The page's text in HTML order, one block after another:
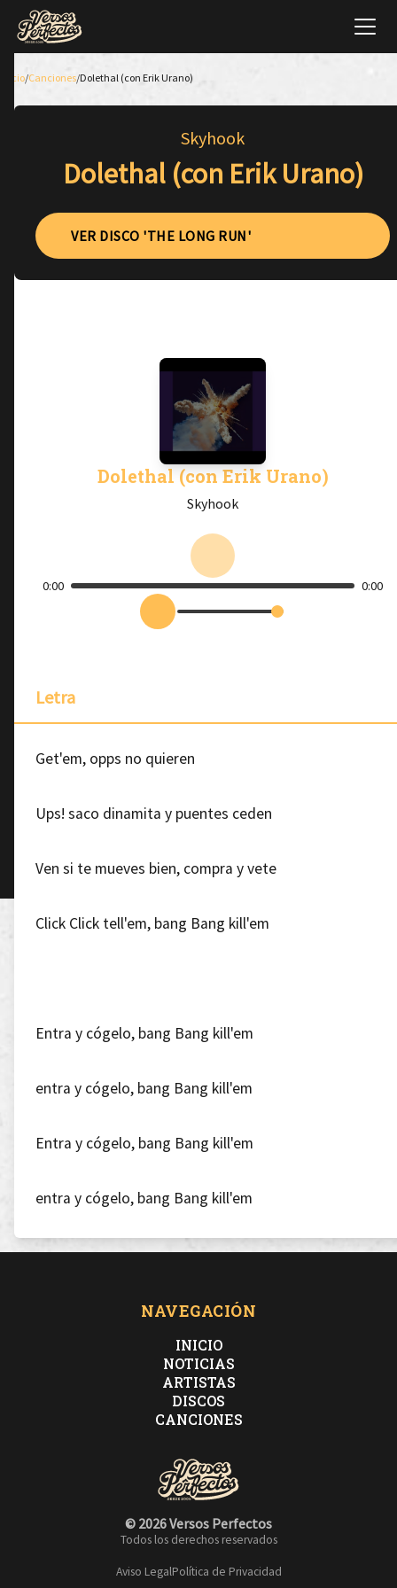
Inicio/Canciones/Dolethal (con Erik Urano)
Skyhook
Dolethal (con Erik Urano)
VER DISCO 'THE LONG RUN'
Dolethal (con Erik Urano)
Skyhook
0:00 0:00
Letra
Get'em, opps no quieren
Ups! saco dinamita y puentes ceden
Ven si te mueves bien, compra y vete
Click Click tell'em, bang Bang kill'em
Entra y cógelo, bang Bang kill'em
entra y cógelo, bang Bang kill'em
Entra y cógelo, bang Bang kill'em
entra y cógelo, bang Bang kill'em
Get'em, opps no quieren
ups! saco dinamita y puentes ceden
Ven si te mueves bien, compra y vete
Click Click tell'em, bang Bang kill'em
Entra y cógelo, bang Bang kill'em
NAVEGACIÓN
INICIO
NOTICIAS
ARTISTAS
DISCOS
CANCIONES
© 2026 Versos Perfectos
Todos los derechos reservados
Aviso LegalPolítica de Privacidad